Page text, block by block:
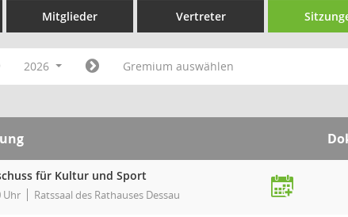
Mitglieder Vertreter
2026 Gremium auswählen
für Kultur und Sport
Uhr Ratssaal des Rathauses Dessau